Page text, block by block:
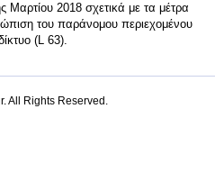
Μαρτίου 2018 σχετικά με τα μέτρα
του παράνομου περιεχομένου
(L 63).
All Rights Reserved.